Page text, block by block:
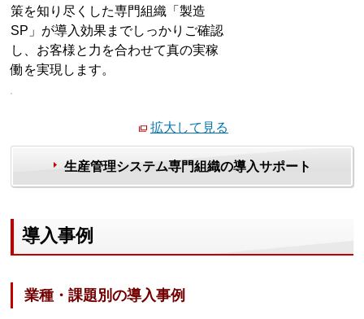
策を知り尽くした専門組織「製造
SP」が導入効果までしっかりご確認
し、お客様と力を合わせて真の実稼
働を実現します。
拡大して見る
生産管理システム専門組織の導入サポート
導入事例
業種・課題別の導入事例